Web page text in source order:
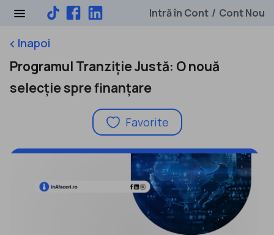
Intră în Cont / Cont Nou
keyboard_arrow_leftInapoi
Programul Tranziție Justă: O nouă
selecție spre finanțare
Favorite